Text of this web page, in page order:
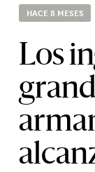
HACE 8 MESES
Los